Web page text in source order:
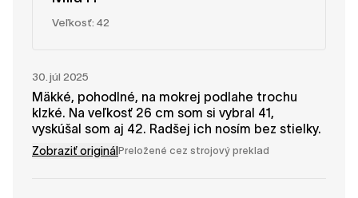
Veľkosť: 42
30. júl 2025
Mäkké, pohodlné, na mokrej podlahe trochu
klzké. Na veľkosť 26 cm som si vybral 41,
vyskúšal som aj 42. Radšej ich nosím bez stielky.
Zobraziť originál Preložené cez strojový preklad